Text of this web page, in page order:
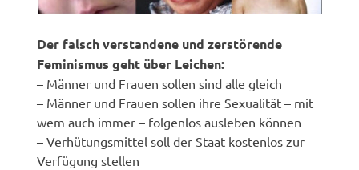
Der falsch verstandene und zerstörende
Feminismus geht über Leichen:
– Männer und Frauen sollen sind alle gleich
– Männer und Frauen sollen ihre Sexualität – mit
wem auch immer – folgenlos ausleben können
– Verhütungsmittel soll der Staat kostenlos zur
Verfügung stellen